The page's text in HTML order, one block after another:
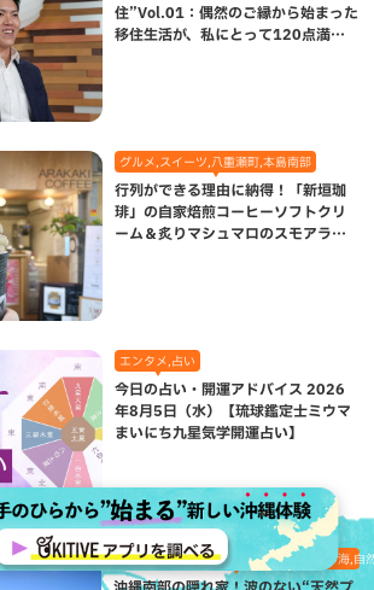
住”Vol.01：偶然のご縁から始まった
移住生活が、私にとって120点満点
グルメ,スイーツ,八重瀬町,本島南部
行列ができる理由に納得！「新垣珈
琲」の自家焙煎コーヒーソフトクリ
ーム＆炙りマシュマロのスモアラテ
エンタメ,占い
今日の占い・開運アドバイス 2026
年8月5日（水）【琉球鑑定士ミウマ
まいにち九星気学開運占い】
おでかけ,八重瀬町,地域,本島南部,沖縄の海,自
沖縄南部の隠れ家！波のない“天然プ